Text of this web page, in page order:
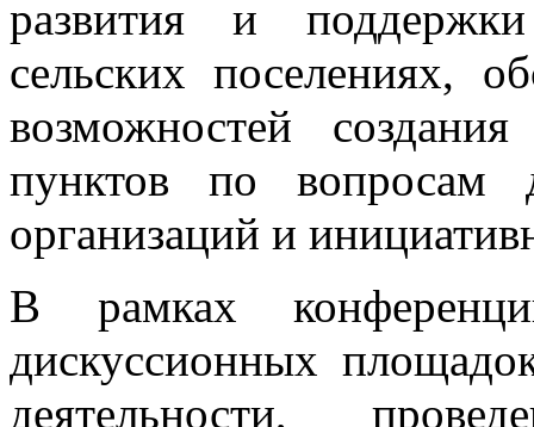
развития и
сельских поселениях,
возможностей
пунктов по вопросам
организаций и
В рамках
дискуссионных
деятельности,